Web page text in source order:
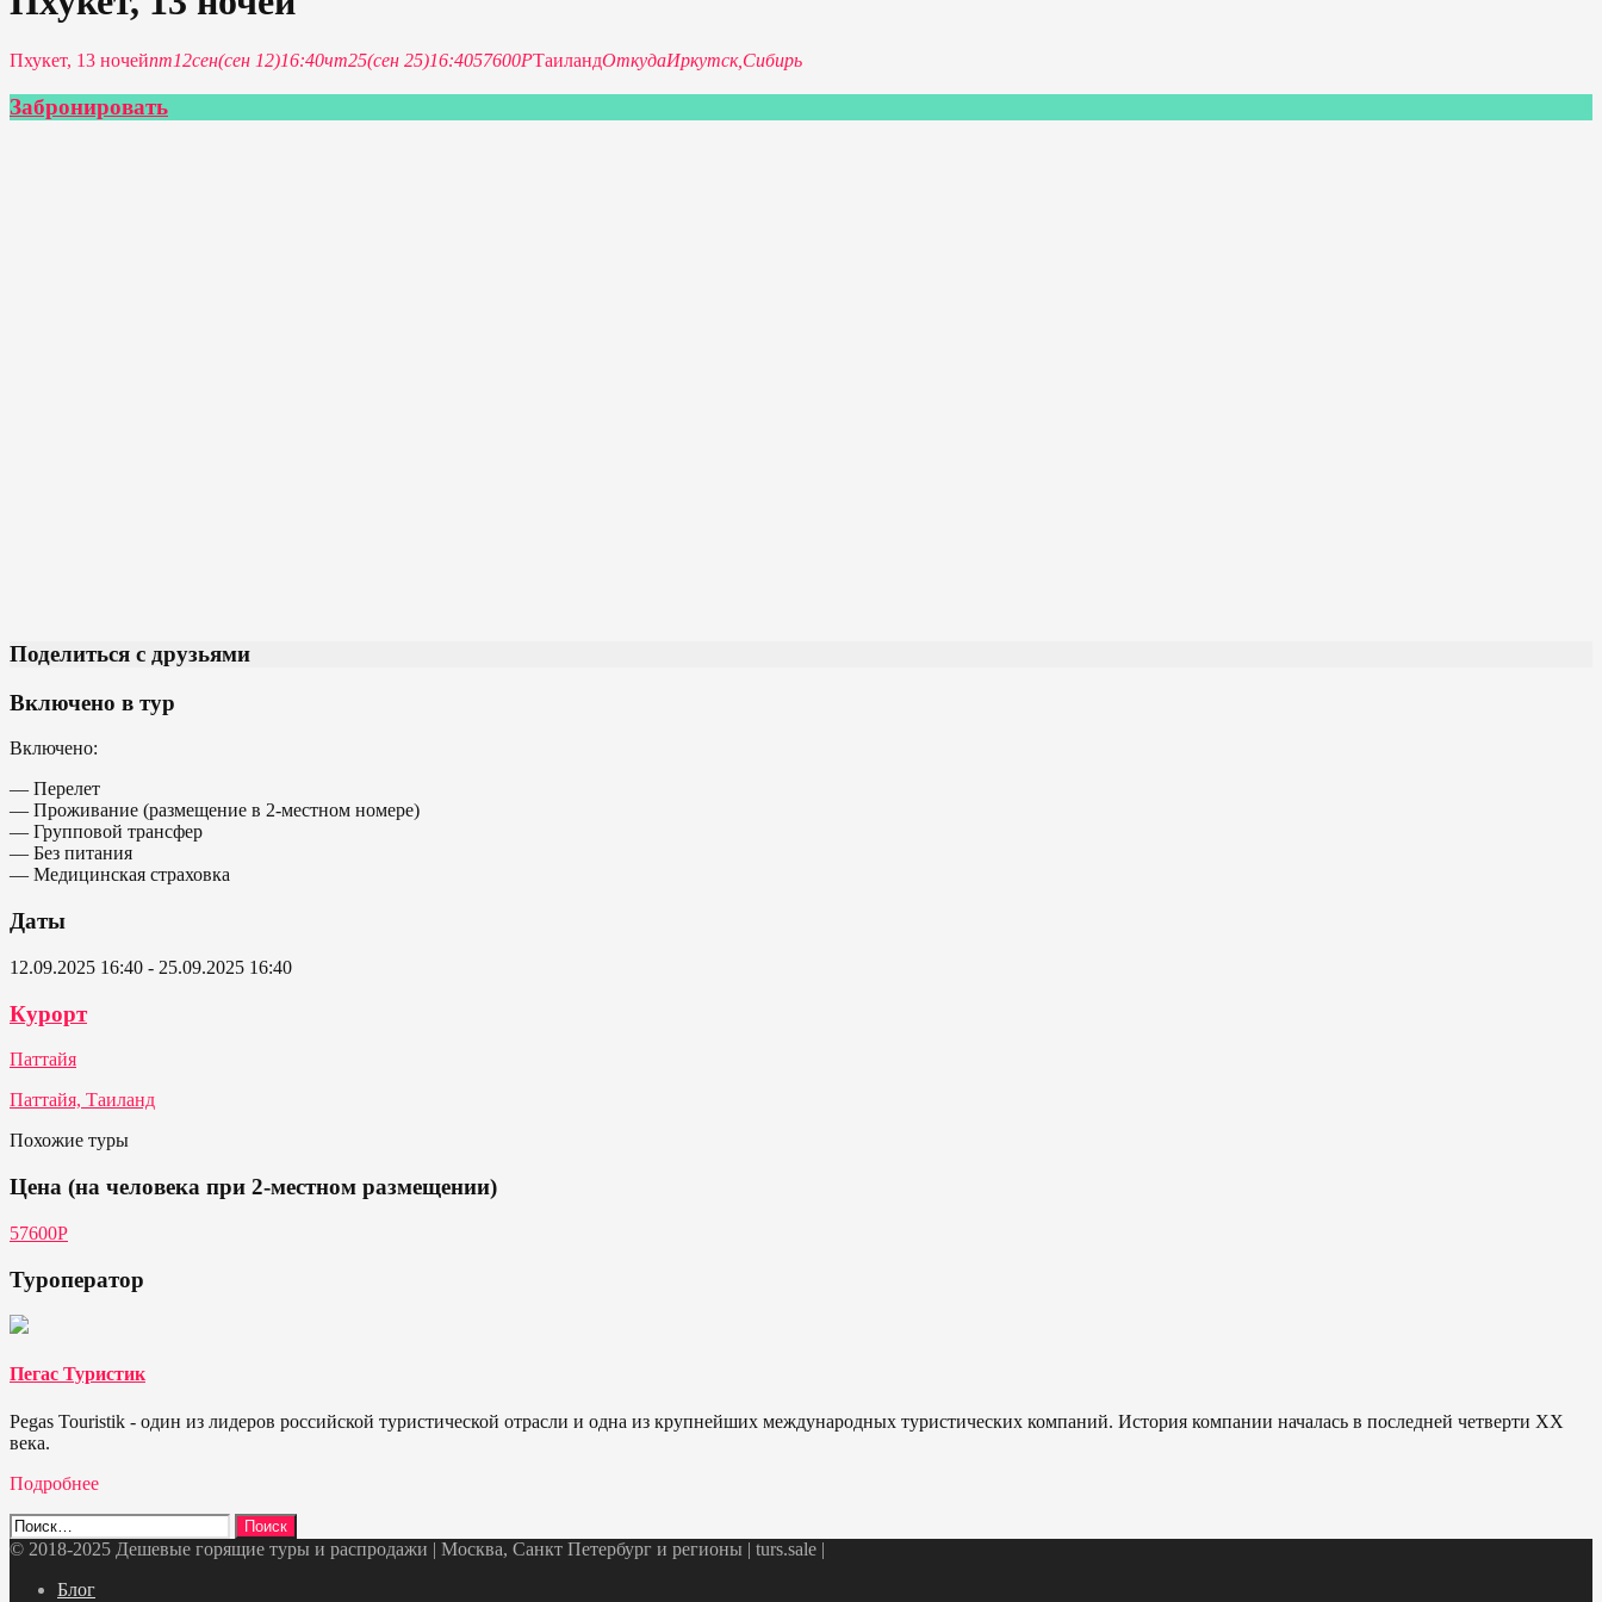
Пхукет, 13 ночейпт12сен(сен 12)16:40чт25(сен 25)16:4057600PТаиландОткудаИркутск, Сибирь
Забронировать
Поделиться с друзьями
Включено в тур
Включено:
— Перелет
— Проживание (размещение в 2-местном номере)
— Групповой трансфер
— Без питания
— Медицинская страховка
Даты
12.09.2025 16:40 - 25.09.2025 16:40
Курорт
Паттайя
Паттайя, Таиланд
Похожие туры
Цена (на человека при 2-местном размещении)
57600P
Туроператор
Пегас Туристик
Pegas Touristik - один из лидеров российской туристической отрасли и одна из крупнейших международных туристических компаний. История компании началась в последней четверти ХХ
века.
Подробнее
Найти:
© 2018-2025 Дешевые горящие туры и распродажи | Москва, Санкт Петербург и регионы | turs.sale |
Блог